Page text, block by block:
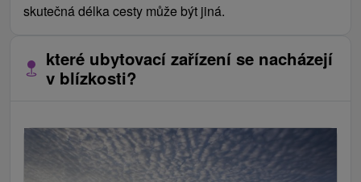
skutečná délka cesty může být jiná.
které ubytovací zařízení se nacházejí
v blízkosti?